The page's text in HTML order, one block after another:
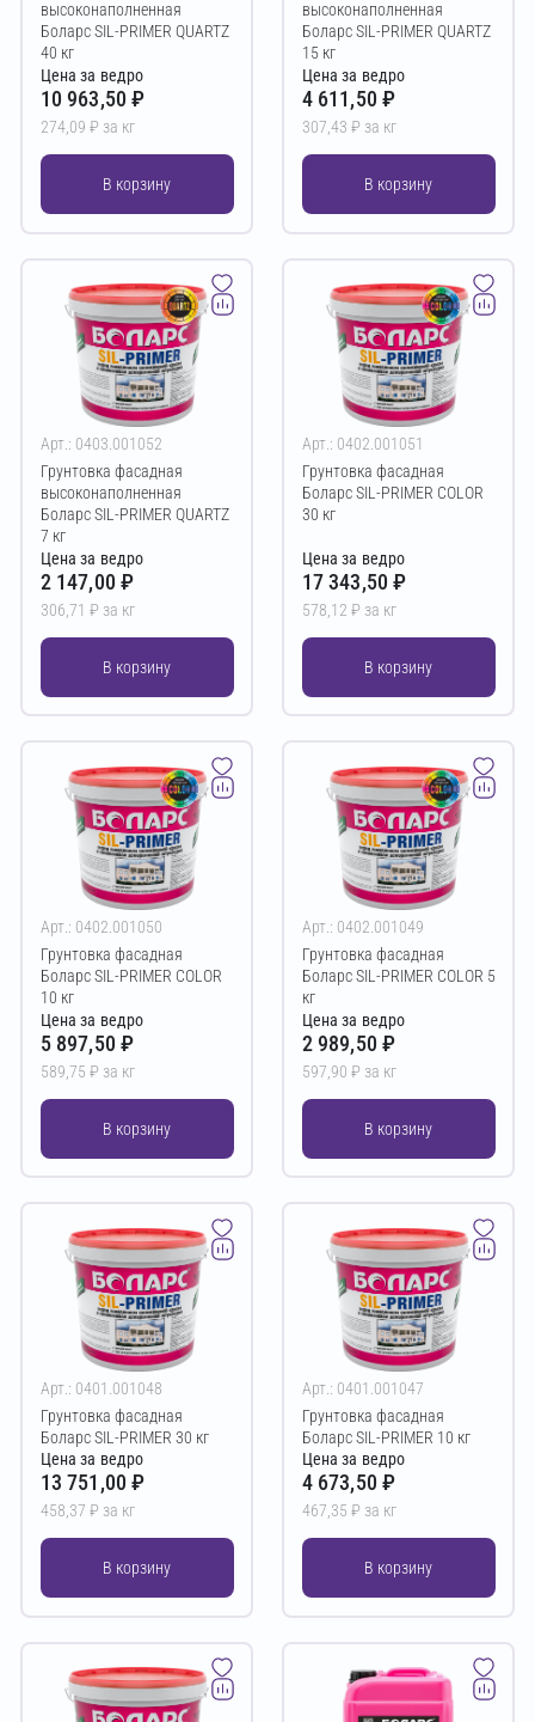
высоконаполненная
Боларс SIL-PRIMER QUARTZ
40 кг
Цена за ведро
10 963,50 ₽
274,09 ₽ за кг
В корзину
высоконаполненная
Боларс SIL-PRIMER QUARTZ
15 кг
Цена за ведро
4 611,50 ₽
307,43 ₽ за кг
В корзину
Арт.: 0403.001052
Грунтовка фасадная
высоконаполненная
Боларс SIL-PRIMER QUARTZ
7 кг
Цена за ведро
2 147,00 ₽
306,71 ₽ за кг
В корзину
Арт.: 0402.001051
Грунтовка фасадная
Боларс SIL-PRIMER COLOR
30 кг
Цена за ведро
17 343,50 ₽
578,12 ₽ за кг
В корзину
Арт.: 0402.001050
Грунтовка фасадная
Боларс SIL-PRIMER COLOR
10 кг
Цена за ведро
5 897,50 ₽
589,75 ₽ за кг
В корзину
Арт.: 0402.001049
Грунтовка фасадная
Боларс SIL-PRIMER COLOR 5
кг
Цена за ведро
2 989,50 ₽
597,90 ₽ за кг
В корзину
Арт.: 0401.001048
Грунтовка фасадная
Боларс SIL-PRIMER 30 кг
Цена за ведро
13 751,00 ₽
458,37 ₽ за кг
В корзину
Арт.: 0401.001047
Грунтовка фасадная
Боларс SIL-PRIMER 10 кг
Цена за ведро
4 673,50 ₽
467,35 ₽ за кг
В корзину